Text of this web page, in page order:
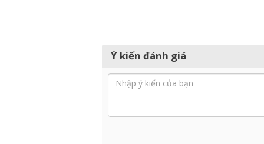
Ý kiến đánh giá